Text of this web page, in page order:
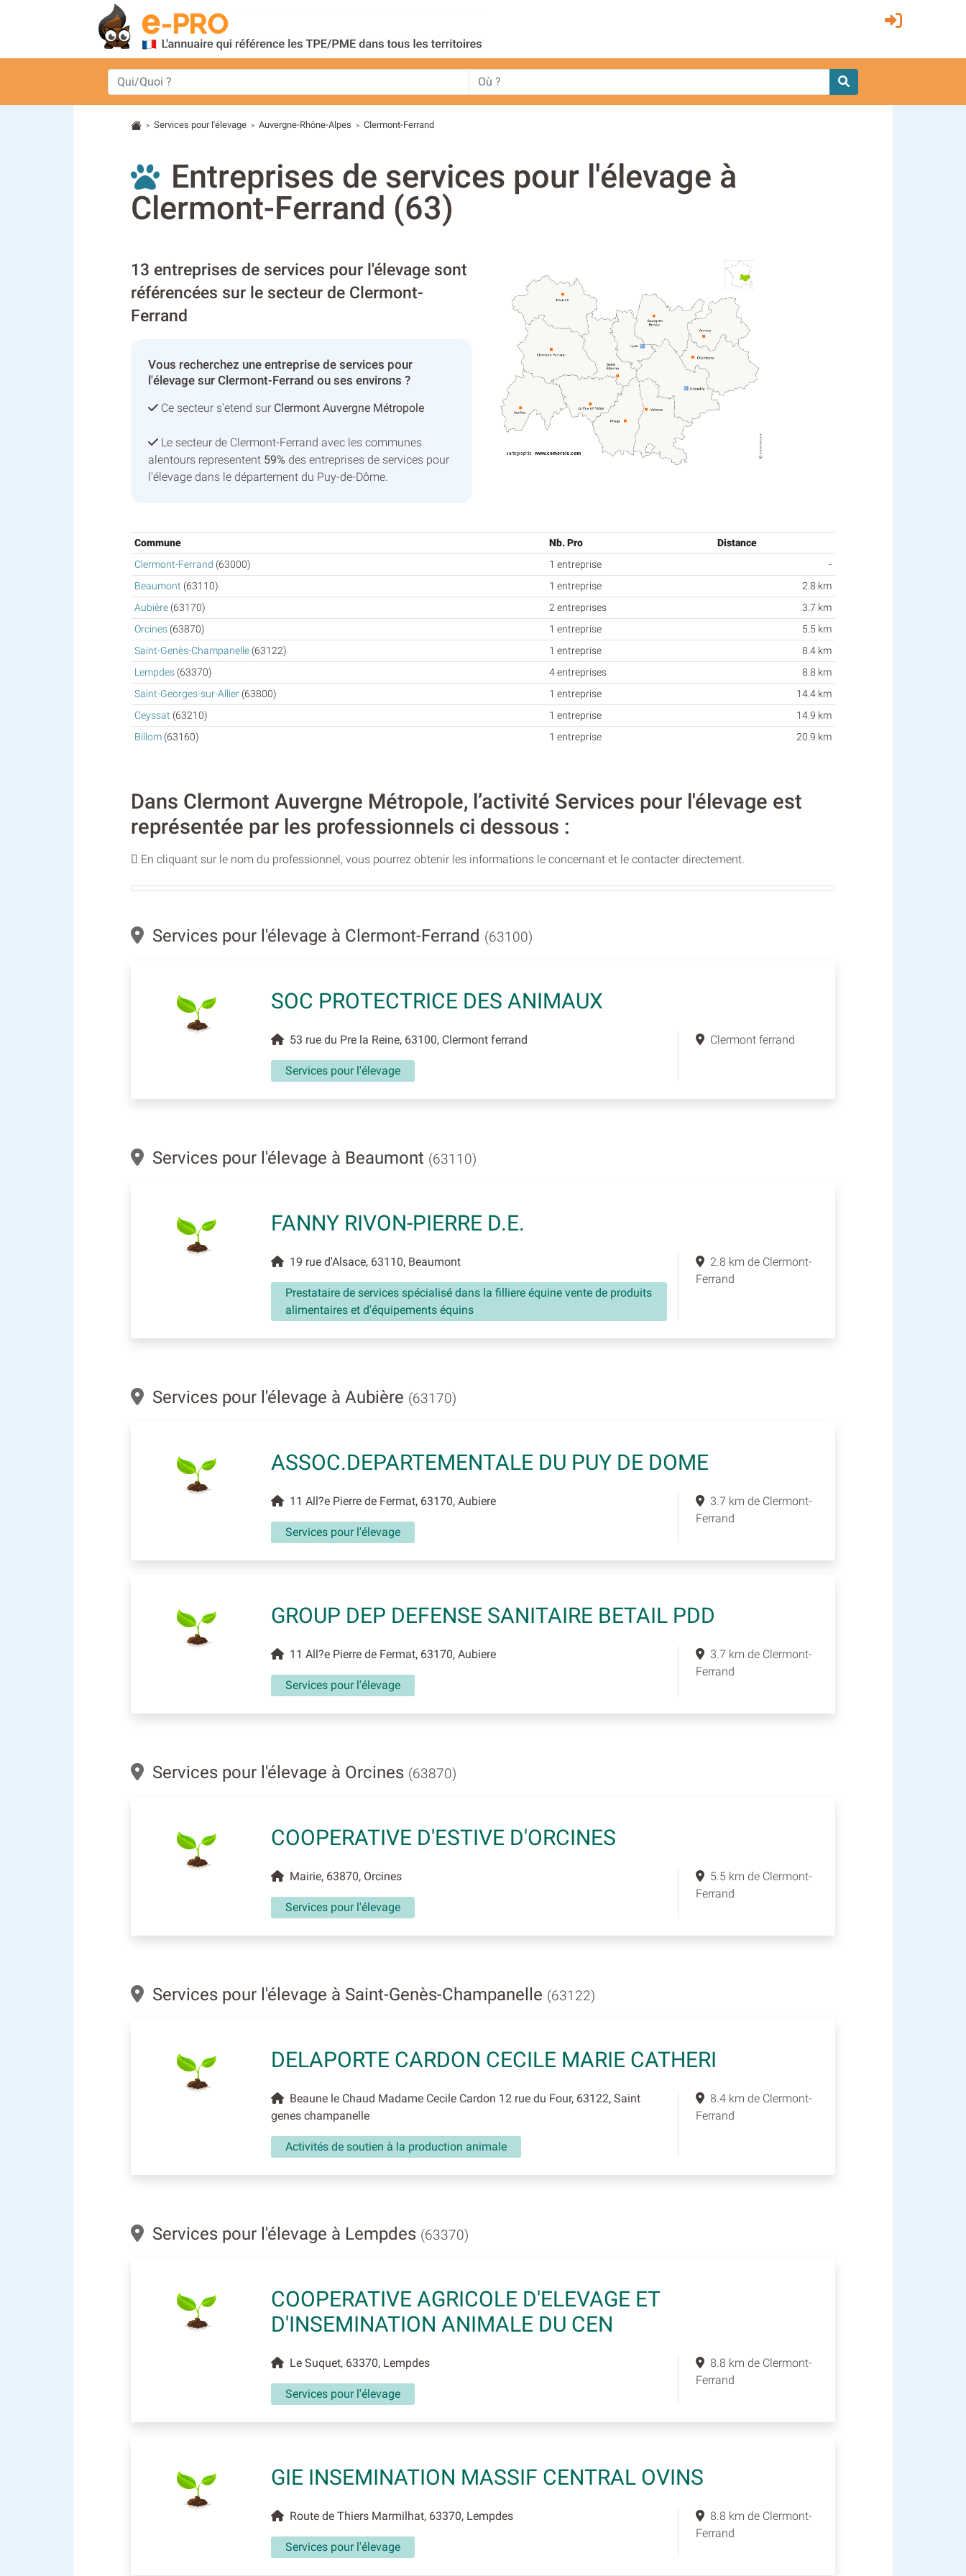
> Services pour l'élevage > Auvergne-Rhône-Alpes > Clermont-Ferrand
Entreprises de services pour l'élevage à
Clermont-Ferrand (63)
13 entreprises de services pour l'élevage sont
référencées sur le secteur de Clermont-
Ferrand
Vous recherchez une entreprise de services pour
l'élevage sur Clermont-Ferrand ou ses environs ?
Ce secteur s’etend sur Clermont Auvergne Métropole
Le secteur de Clermont-Ferrand avec les communes
alentours representent 59% des entreprises de services pour
l'élevage dans le département du Puy-de-Dôme.
Commune Nb. Pro
Distance
Clermont-Ferrand (63000) 1 entreprise
-
Beaumont (63110) 1 entreprise
2.8 km
Aubière(63170) 2 entreprises
3.7 km
Orcines(63870) 1 entreprise
5.5 km
Saint-Genès-Champanelle(63122) 1 entreprise
8.4 km
Lempdes(63370) 4 entreprises
8.8 km
Saint-Georges-sur-Allier(63800) 1 entreprise
14.4 km
Ceyssat (63210) 1 entreprise
14.9 km
Billom(63160) 1 entreprise 20.9 km
Dans Clermont Auvergne Métropole, l’activité Services pour l'élevage est
représentée par les professionnels ci dessous :
En cliquant sur le nom du professionnel, vous pourrez obtenir les informations le concernant et le contacter directement.
Services pour l'élevage à Clermont-Ferrand (63100)
SOC PROTECTRICE DES ANIMAUX
53 rue du Pre la Reine, 63100, Clermont ferrand
Services pour l'élevage
Clermont ferrand
Services pour l'élevage à Beaumont (63110)
FANNY RIVON-PIERRE D.E.
19 rue d'Alsace, 63110, Beaumont
Prestataire de services spécialisé dans la filliere équine vente de produits
alimentaires et d'équipements équins
2.8 km de Clermont-
Ferrand
Services pour l'élevage à Aubière (63170)
ASSOC.DEPARTEMENTALE DU PUY DE DOME
11 All?e Pierre de Fermat, 63170, Aubiere
Services pour l'élevage
3.7 km de Clermont-
Ferrand
GROUP DEP DEFENSE SANITAIRE BETAIL PDD
11 All?e Pierre de Fermat, 63170, Aubiere
Services pour l'élevage
3.7 km de Clermont-
Ferrand
Services pour l'élevage à Orcines (63870)
COOPERATIVE D'ESTIVE D'ORCINES
Mairie, 63870, Orcines
Services pour l'élevage
5.5 km de Clermont-
Ferrand
Services pour l'élevage à Saint-Genès-Champanelle (63122)
DELAPORTE CARDON CECILE MARIE CATHERI
Beaune le Chaud Madame Cecile Cardon 12 rue du Four, 63122, Saint
genes champanelle
Activités de soutien à la production animale
8.4 km de Clermont-
Ferrand
Services pour l'élevage à Lempdes (63370)
COOPERATIVE AGRICOLE D'ELEVAGE ET
D'INSEMINATION ANIMALE DU CEN
Le Suquet, 63370, Lempdes
Services pour l'élevage
8.8 km de Clermont-
Ferrand
GIE INSEMINATION MASSIF CENTRAL OVINS
Route de Thiers Marmilhat, 63370, Lempdes
Services pour l'élevage
8.8 km de Clermont-
Ferrand